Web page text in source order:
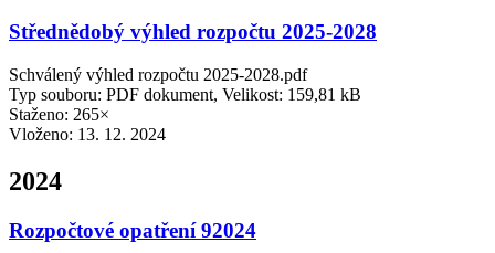
Střednědobý výhled rozpočtu 2025-2028
Schválený výhled rozpočtu 2025-2028.pdf
Typ souboru: PDF dokument, Velikost: 159,81 kB
Staženo: 265×
Vloženo: 13. 12. 2024
2024
Rozpočtové opatření 92024